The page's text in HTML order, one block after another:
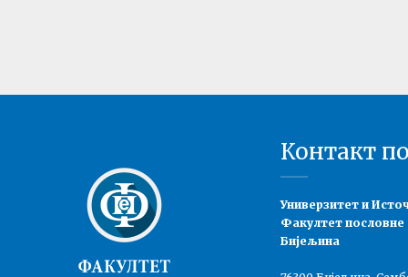
Контакт
Универзитет и
Факултет пословне
Бијељина